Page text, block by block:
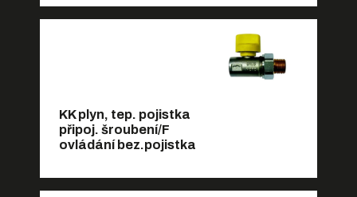
KK plyn, tep. pojistka
připoj. šroubení/F
ovládání bez.pojistka